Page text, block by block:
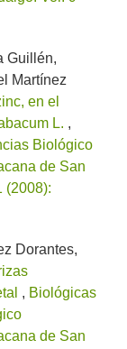
Guillén,
Martínez
en el
L. ,
Biológico
de San
(2008):
Dorantes,
, Biológicas
de San